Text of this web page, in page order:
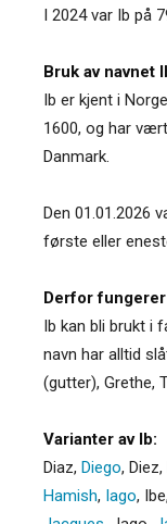
I 2024 var Ib på
Bruk av navnet
Ib er kjent i
1600, og har
Danmark.
Den 01.01.2026
første eller
Derfor
Ib kan bli brukt i
navn har alltid
(gutter), Grethe,
Varianter av Ib:
Diaz, Diego, Diez,
Hamish, Iago, Ibe,